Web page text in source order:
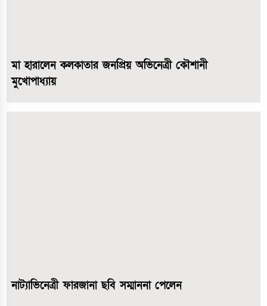
মা হারালেন কলকাতার জনপ্রিয় অভিনেত্রী কৌশানী
মুখোপাধ্যায়
নাট্যাভিনেত্রী ফারজানা ছবি সম্মাননা পেলেন